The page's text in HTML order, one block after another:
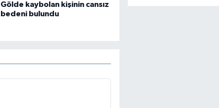
Gölde kaybolan kişinin cansız
bedeni bulundu